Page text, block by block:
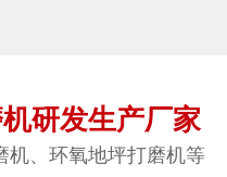
研发生产厂家
机、环氧地坪打磨机等